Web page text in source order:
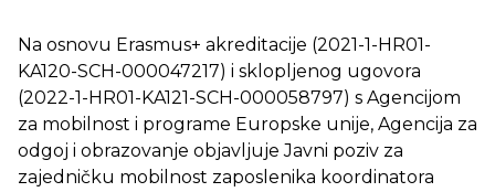
Na osnovu Erasmus+ akreditacije (2021-1-HR01-
KA120-SCH-000047217) i sklopljenog ugovora
(2022-1-HR01-KA121-SCH-000058797) s Agencijom
za mobilnost i programe Europske unije, Agencija za
odgoj i obrazovanje objavljuje Javni poziv za
zajedničku mobilnost zaposlenika koordinatora